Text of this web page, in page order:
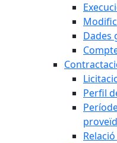
Dades
Perfil